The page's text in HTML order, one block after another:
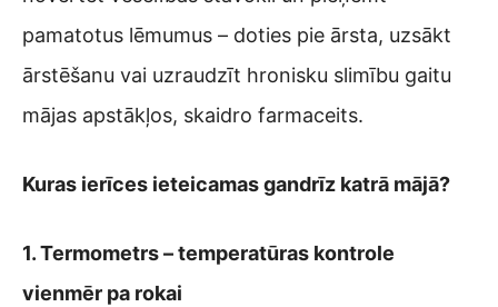
pamatotus lēmumus – doties pie ārsta, uzsākt
ārstēšanu vai uzraudzīt hronisku slimību gaitu
mājas apstākļos, skaidro farmaceits.
Kuras ierīces ieteicamas gandrīz katrā mājā?
1. Termometrs – temperatūras kontrole
vienmēr pa rokai